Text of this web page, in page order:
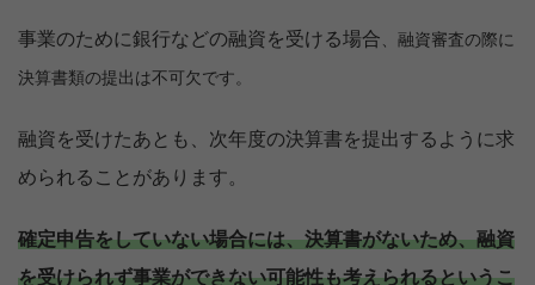
事業のために銀行などの融資を受ける場合 、融資審査の際に
決算書類の提出は不可欠です。
融資を受けたあとも、次年度の決算書を提出するように求
められることがあります。
確定申告をしていない場合には、決算書がないため、融資
を受けられず事業ができない可能性も考えられるというこ